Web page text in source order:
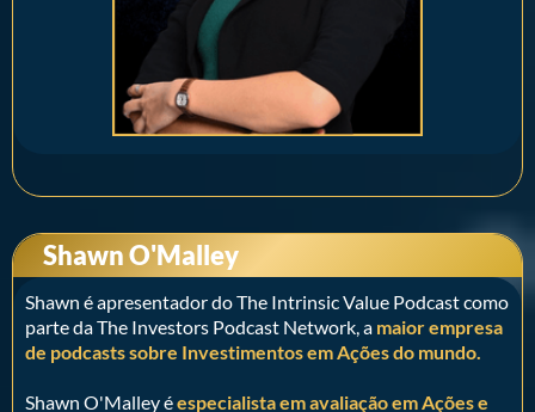
Shawn O'Malley
Shawn é apresentador do The Intrinsic Value Podcast como
parte da The Investors Podcast Network, a maior empresa
de podcasts sobre Investimentos em Ações do mundo.
Shawn O'Malley éespecialista em avaliação em Ações e